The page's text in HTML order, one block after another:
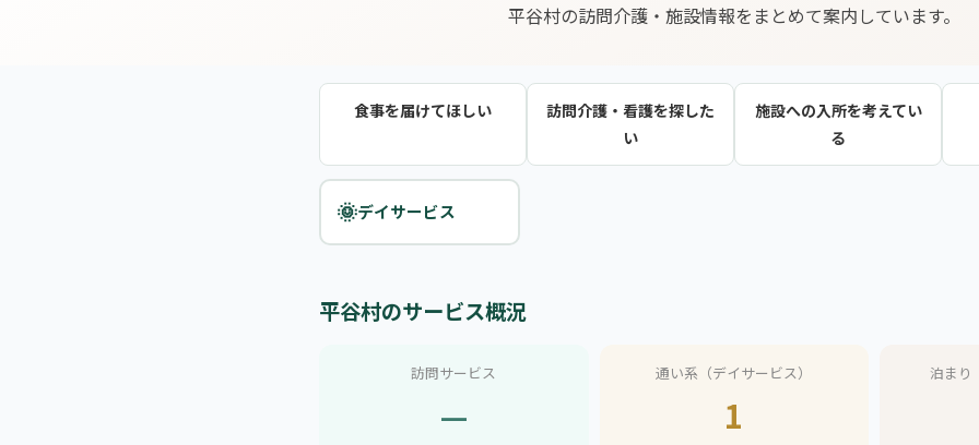
平谷村の訪問介護・施設情報をまとめて案内しています。
食事を届けてほしい
訪問介護・看護を探した
い
施設への入所を考えてい
る
🌞デイサービス
平谷村のサービス概況
訪問サービス
—
通い系（デイサービス）
1
泊まり